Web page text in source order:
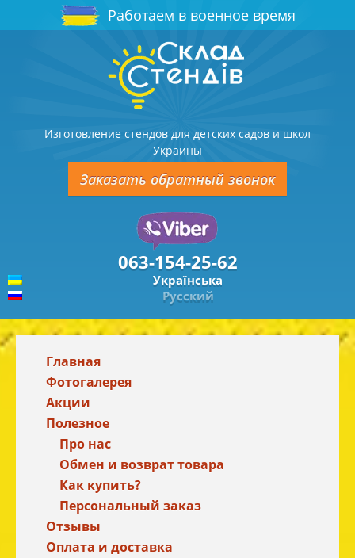
Работаем в военное время
Изготовление стендов для детских садов и школ
Украины
Заказать обратный звонок
063-154-25-62
Українська
Русский
Главная
Фотогалерея
Акции
Полезное
Про нас
Обмен и возврат товара
Как купить?
Персональный заказ
Отзывы
Оплата и доставка